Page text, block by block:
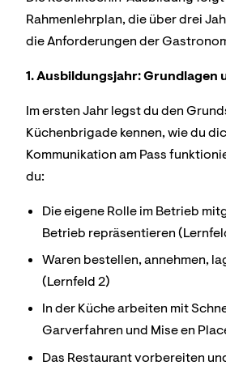
Rahmenlehrplan, die über drei
die Anforderungen der
1. Ausbildungsjahr: Grundlagen
Im ersten Jahr legst du den
Küchenbrigade kennen, wie du
Kommunikation am Pass
du:
Die eigene Rolle im Betrieb
Betrieb repräsentieren
Waren bestellen, annehmen,
(Lernfeld 2)
In der Küche arbeiten mit
Garverfahren und Mise en
Das Restaurant vorbereiten